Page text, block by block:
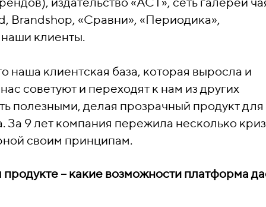
Brandshop, «Сравни», «Периодика»,
клиенты.
наша клиентская база, которая выросла и
советуют и переходят к нам из других
полезными, делая прозрачный продукт для
За 9 лет компания пережила несколько
своим принципам.
– какие возможности платформа